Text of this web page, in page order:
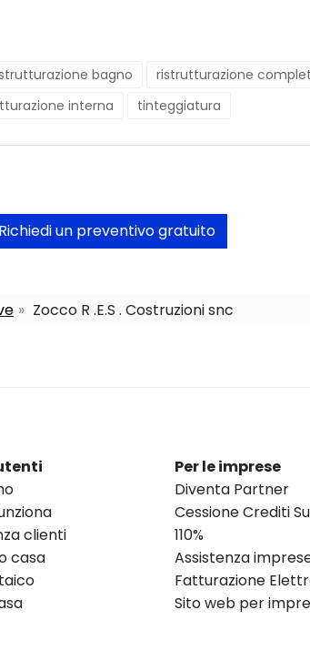
bagno
ristrutturazione
interna tinteggiatura
Richiedi un preventivo gratuito
Zocco R .E.S . Costruzioni snc
clienti
casa
Per le imprese
Diventa Partner
Cessione Crediti
110%
Assistenza
Fatturazione
Sito web per